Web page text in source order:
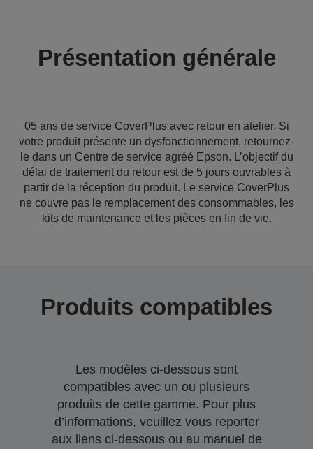
Présentation générale
05 ans de service CoverPlus avec retour en atelier. Si
votre produit présente un dysfonctionnement, retournez-
le dans un Centre de service agréé Epson. L’objectif du
délai de traitement du retour est de 5 jours ouvrables à
partir de la réception du produit. Le service CoverPlus
ne couvre pas le remplacement des consommables, les
kits de maintenance et les pièces en fin de vie.
Produits compatibles
Les modèles ci-dessous sont
compatibles avec un ou plusieurs
produits de cette gamme. Pour plus
d’informations, veuillez vous reporter
aux liens ci-dessous ou au manuel de